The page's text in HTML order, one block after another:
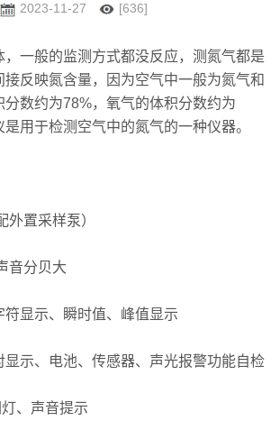
2023-11-27 [636]
一般的监测方式都没反应，测氮气都是
反映氮含量，因为空气中一般为氮气和
分数约为78%，氧气的体积分数约为
用于检测空气中的氮气的一种仪器。
置采样泵）
音分贝大
显示、瞬时值、峰值显示
示、电池、传感器、声光报警功能自检
、声音提示